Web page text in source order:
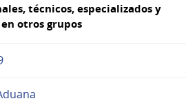
técnicos, especializados y
otros grupos